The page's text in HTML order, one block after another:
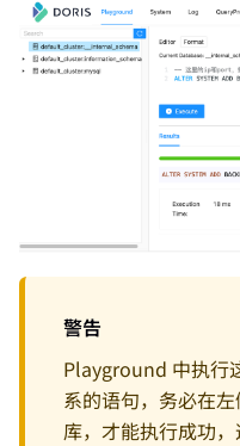
警告
Playground 中执行
系的语句，务必在
库，才能执行成功，